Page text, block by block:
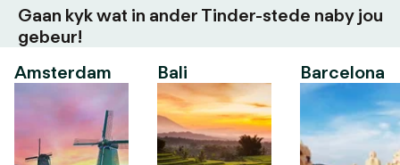
Gaan kyk wat in ander Tinder-stede naby jou
gebeur!
Amsterdam
Bali Barcelona